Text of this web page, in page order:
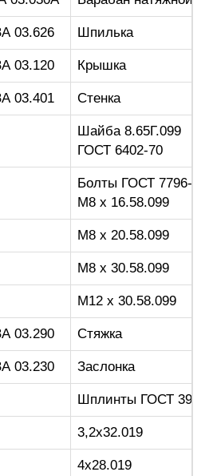
03.626 Шпилька
03.120 Крышка
03.401 Стенка
Шайба 8.65Г.099
ГОСТ 6402-70
Болты ГОСТ 7796-
М8 х 16.58.099
М8 х 20.58.099
М8 х 30.58.099
М12 х 30.58.099
03.290 Стяжка
03.230 Заслонка
Шплинты ГОСТ 397-
3,2x32.019
4x28.019